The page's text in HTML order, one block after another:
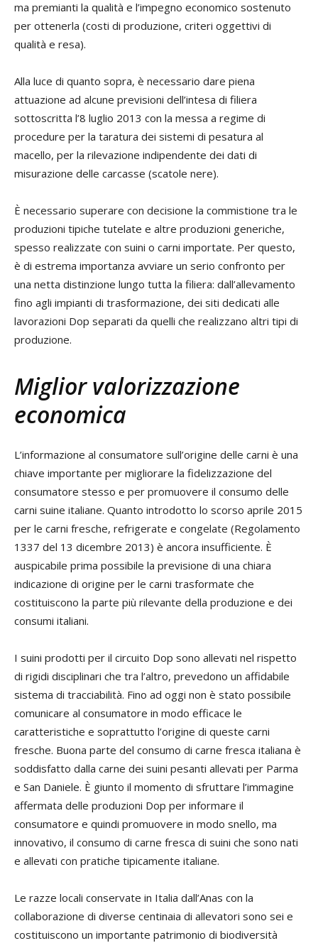
ma premianti la qualità e l’impegno economico sostenuto
per ottenerla (costi di produzione, criteri oggettivi di
qualità e resa).
Alla luce di quanto sopra, è necessario dare piena
attuazione ad alcune previsioni dell’intesa di filiera
sottoscritta l’8 luglio 2013 con la messa a regime di
procedure per la taratura dei sistemi di pesatura al
macello, per la rilevazione indipendente dei dati di
misurazione delle carcasse (scatole nere).
È necessario superare con decisione la commistione tra le
produzioni tipiche tutelate e altre produzioni generiche,
spesso realizzate con suini o carni importate. Per questo,
è di estrema importanza avviare un serio confronto per
una netta distinzione lungo tutta la filiera: dall’allevamento
fino agli impianti di trasformazione, dei siti dedicati alle
lavorazioni Dop separati da quelli che realizzano altri tipi di
produzione.
Miglior valorizzazione
economica
L’informazione al consumatore sull’origine delle carni è una
chiave importante per migliorare la fidelizzazione del
consumatore stesso e per promuovere il consumo delle
carni suine italiane. Quanto introdotto lo scorso aprile 2015
per le carni fresche, refrigerate e congelate (Regolamento
1337 del 13 dicembre 2013) è ancora insufficiente. È
auspicabile prima possibile la previsione di una chiara
indicazione di origine per le carni trasformate che
costituiscono la parte più rilevante della produzione e dei
consumi italiani.
I suini prodotti per il circuito Dop sono allevati nel rispetto
di rigidi disciplinari che tra l’altro, prevedono un affidabile
sistema di tracciabilità. Fino ad oggi non è stato possibile
comunicare al consumatore in modo efficace le
caratteristiche e soprattutto l’origine di queste carni
fresche. Buona parte del consumo di carne fresca italiana è
soddisfatto dalla carne dei suini pesanti allevati per Parma
e San Daniele. È giunto il momento di sfruttare l’immagine
affermata delle produzioni Dop per informare il
consumatore e quindi promuovere in modo snello, ma
innovativo, il consumo di carne fresca di suini che sono nati
e allevati con pratiche tipicamente italiane.
Le razze locali conservate in Italia dall’Anas con la
collaborazione di diverse centinaia di allevatori sono sei e
costituiscono un importante patrimonio di biodiversità